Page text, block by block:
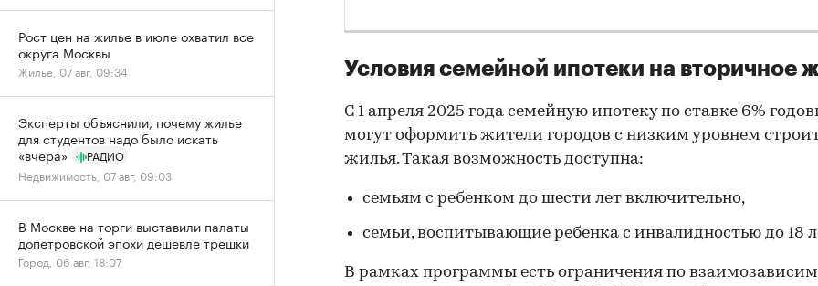
Условия семейной ипотеки на вторичное
С 1 апреля 2025 года семейную ипотеку по ставке 6%
могут оформить жители городов с низким уровнем
жилья. Такая возможность доступна:
семьям с ребенком до шести лет включительно,
семьи, воспитывающие ребенка с инвалидностью до 18
В рамках программы есть ограничения по
Рост цен на жилье в июле охватил все
округа Москвы
Жилье, 07 авг, 09:34
Эксперты объяснили, почему жилье
для студентов надо было искать
«вчера»
РАДИО
Недвижимость, 07 авг, 09:03
В Москве на торги выставили палаты
допетровской эпохи дешевле трешки
Город, 06 авг, 18:07